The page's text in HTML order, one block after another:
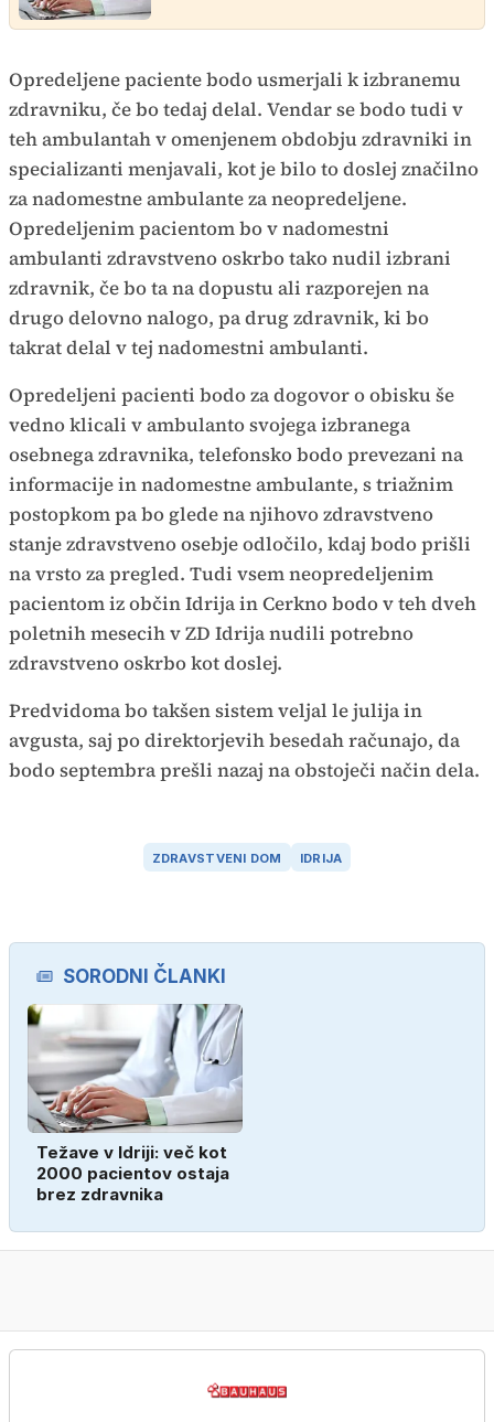
Opredeljene paciente bodo usmerjali k izbranemu
zdravniku, če bo tedaj delal. Vendar se bodo tudi v
teh ambulantah v omenjenem obdobju zdravniki in
specializanti menjavali, kot je bilo to doslej značilno
za nadomestne ambulante za neopredeljene.
Opredeljenim pacientom bo v nadomestni
ambulanti zdravstveno oskrbo tako nudil izbrani
zdravnik, če bo ta na dopustu ali razporejen na
drugo delovno nalogo, pa drug zdravnik, ki bo
takrat delal v tej nadomestni ambulanti.
Opredeljeni pacienti bodo za dogovor o obisku še
vedno klicali v ambulanto svojega izbranega
osebnega zdravnika, telefonsko bodo prevezani na
informacije in nadomestne ambulante, s triažnim
postopkom pa bo glede na njihovo zdravstveno
stanje zdravstveno osebje odločilo, kdaj bodo prišli
na vrsto za pregled. Tudi vsem neopredeljenim
pacientom iz občin Idrija in Cerkno bodo v teh dveh
poletnih mesecih v ZD Idrija nudili potrebno
zdravstveno oskrbo kot doslej.
Predvidoma bo takšen sistem veljal le julija in
avgusta, saj po direktorjevih besedah računajo, da
bodo septembra prešli nazaj na obstoječi način dela.
ZDRAVSTVENI DOM IDRIJA
SORODNI ČLANKI
Težave v Idriji: več kot
2000 pacientov ostaja
brez zdravnika